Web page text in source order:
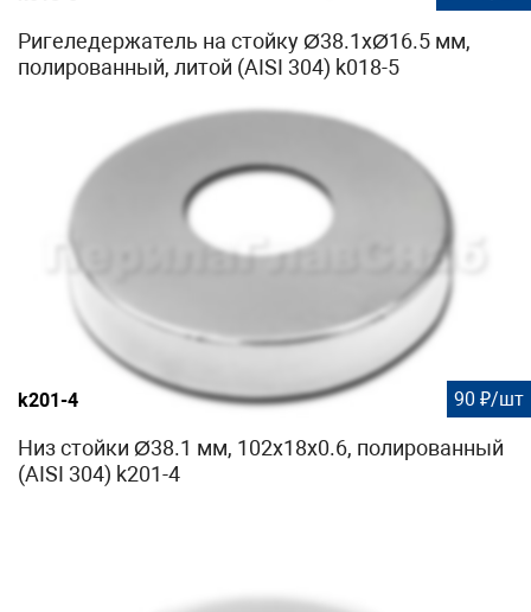
Ригеледержатель на стойку Ø38.1хØ16.5 мм,
полированный, литой (AISI 304) k018-5
k201-4 90 ₽/шт
Низ стойки Ø38.1 мм, 102х18х0.6, полированный
(AISI 304) k201-4